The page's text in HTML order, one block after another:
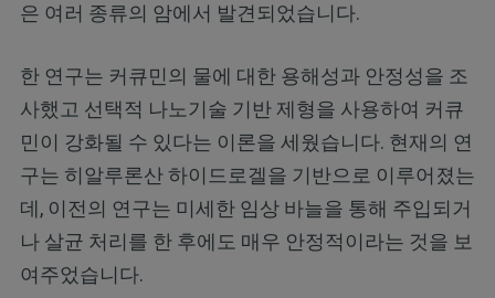
은 여러 종류의 암에서 발견되었습니다.
한 연구는 커큐민의 물에 대한 용해성과 안정성을 조
사했고 선택적 나노기술 기반 제형을 사용하여 커큐
민이 강화될 수 있다는 이론을 세웠습니다. 현재의 연
구는 히알루론산 하이드로겔을 기반으로 이루어졌는
데, 이전의 연구는 미세한 임상 바늘을 통해 주입되거
나 살균 처리를 한 후에도 매우 안정적이라는 것을 보
여주었습니다.